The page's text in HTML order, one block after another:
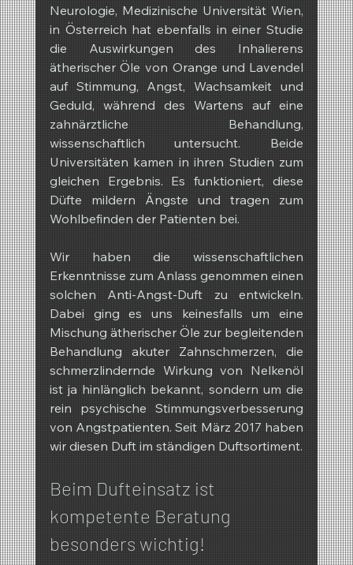
Neurologie, Medizinische Universität Wien,
in Österreich hat ebenfalls in einer Studie
die Auswirkungen des Inhalierens
ätherischer Öle von Orange und Lavendel
auf Stimmung, Angst, Wachsamkeit und
Geduld, während des Wartens auf eine
zahnärztliche Behandlung,
wissenschaftlich untersucht. Beide
Universitäten kamen in ihren Studien zum
gleichen Ergebnis. Es funktioniert, diese
Düfte mildern Ängste und tragen zum
Wohlbefinden der Patienten bei.
Wir haben die wissenschaftlichen
Erkenntnisse zum Anlass genommen einen
solchen Anti-Angst-Duft zu entwickeln.
Dabei ging es uns keinesfalls um eine
Mischung ätherischer Öle zur begleitenden
Behandlung akuter Zahnschmerzen, die
schmerzlindernde Wirkung von Nelkenöl
ist ja hinlänglich bekannt, sondern um die
rein psychische Stimmungsverbesserung
von Angstpatienten. Seit März 2017 haben
wir diesen Duft im ständigen Duftsortiment.
Beim Dufteinsatz ist
kompetente Beratung
besonders wichtig!